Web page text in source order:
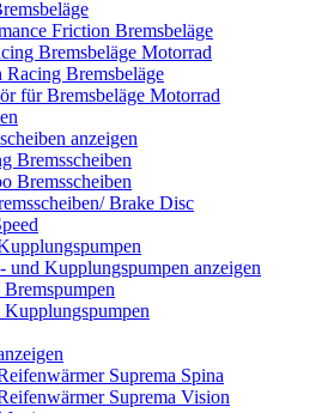
Friction Bremsbeläge
Bremsbeläge Motorrad
Racing Bremsbeläge
für Bremsbeläge Motorrad
anzeigen
Bremsscheiben
Bremsscheiben
Brake Disc
und Kupplungspumpen anzeigen
Kupplungspumpen
Suprema Spina
Suprema Vision